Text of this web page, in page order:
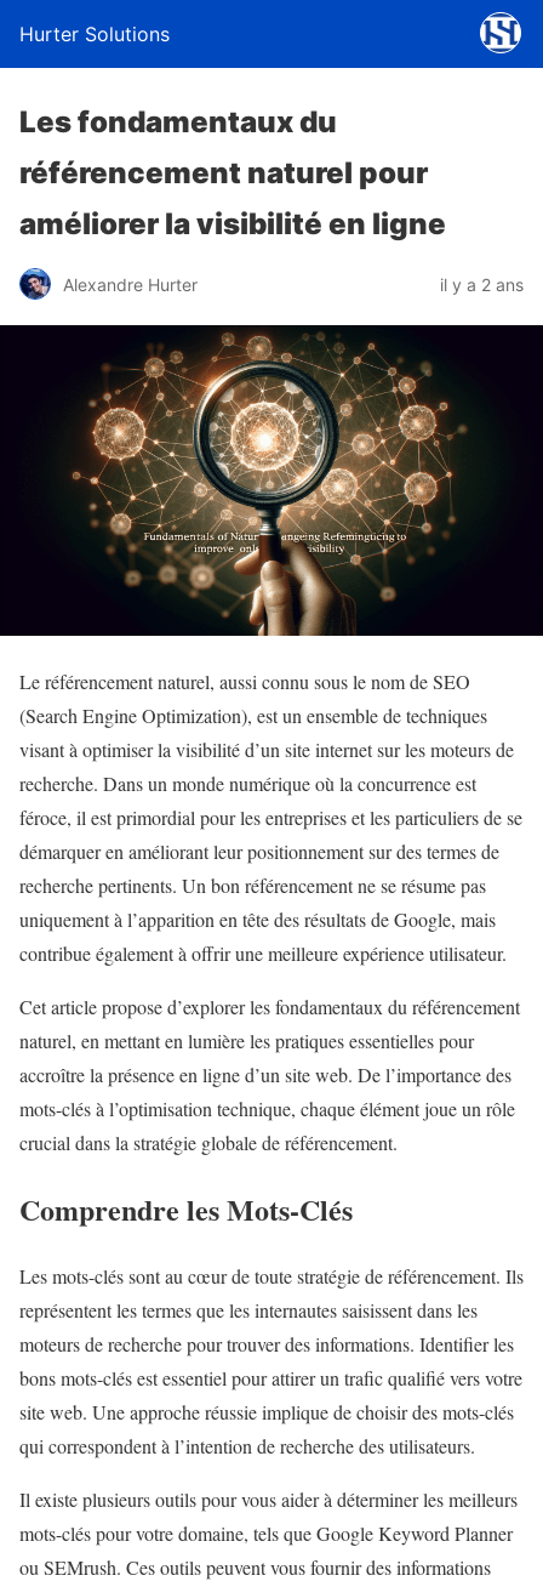
Hurter Solutions
Les fondamentaux du
référencement naturel pour
améliorer la visibilité en ligne
Alexandre Hurter il y a 2 ans
Le référencement naturel, aussi connu sous le nom de SEO
(Search Engine Optimization), est un ensemble de techniques
visant à optimiser la visibilité d’un site internet sur les moteurs de
recherche. Dans un monde numérique où la concurrence est
féroce, il est primordial pour les entreprises et les particuliers de se
démarquer en améliorant leur positionnement sur des termes de
recherche pertinents. Un bon référencement ne se résume pas
uniquement à l’apparition en tête des résultats de Google, mais
contribue également à offrir une meilleure expérience utilisateur.
Cet article propose d’explorer les fondamentaux du référencement
naturel, en mettant en lumière les pratiques essentielles pour
accroître la présence en ligne d’un site web. De l’importance des
mots-clés à l’optimisation technique, chaque élément joue un rôle
crucial dans la stratégie globale de référencement.
Comprendre les Mots-Clés
Les mots-clés sont au cœur de toute stratégie de référencement. Ils
représentent les termes que les internautes saisissent dans les
moteurs de recherche pour trouver des informations. Identifier les
bons mots-clés est essentiel pour attirer un trafic qualifié vers votre
site web. Une approche réussie implique de choisir des mots-clés
qui correspondent à l’intention de recherche des utilisateurs.
Il existe plusieurs outils pour vous aider à déterminer les meilleurs
mots-clés pour votre domaine, tels que Google Keyword Planner
ou SEMrush. Ces outils peuvent vous fournir des informations